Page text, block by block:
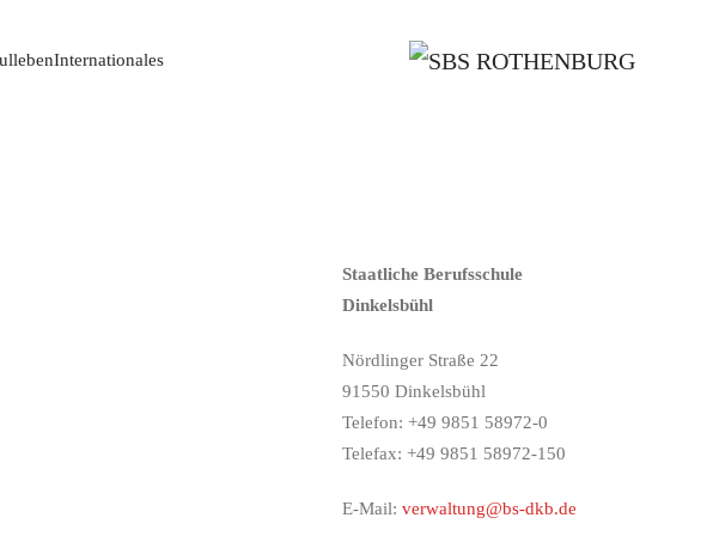
Internationales
Staatliche Berufsschule
Dinkelsbühl
Nördlinger Straße 22
91550 Dinkelsbühl
Telefon: +49 9851 58972-0
Telefax: +49 9851 58972-150
E-Mail:verwaltung@bs-dkb.de